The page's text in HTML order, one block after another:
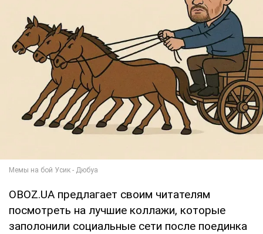
OBOZ.UA предлагает своим читателям
посмотреть на лучшие коллажи, которые
заполонили социальные сети после поединка